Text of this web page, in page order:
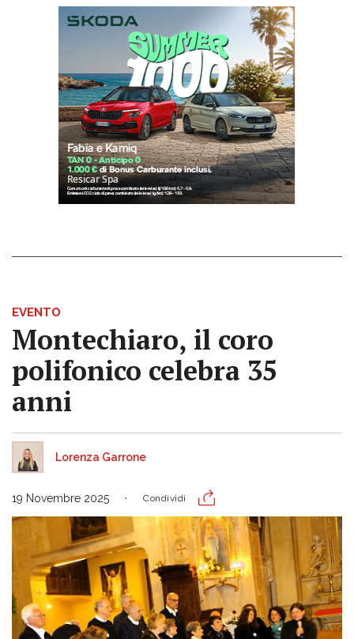
EVENTO
Montechiaro, il coro
polifonico celebra 35
anni
Lorenza Garrone
19 Novembre 2025 Condividi